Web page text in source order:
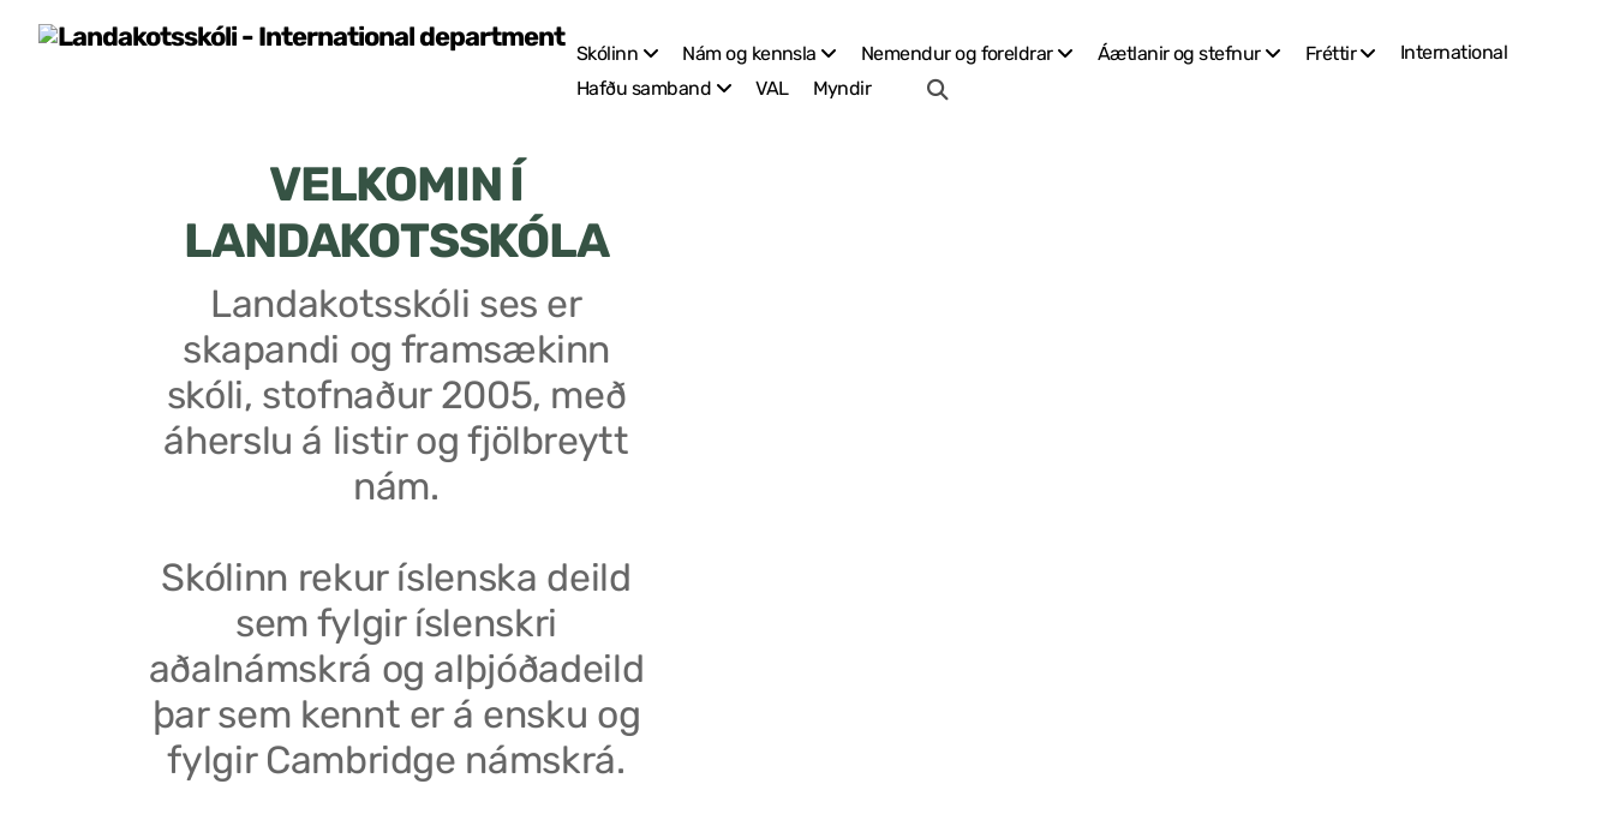
Skólinn Nám og kennsla Nemendur og foreldrar Áætlanir og stefnur Fréttir
International
Hafðu samband
VAL Myndir
VELKOMIN Í
LANDAKOTSSKÓLA
Landakotsskóli ses er
skapandi og framsækinn
skóli, stofnaður 2005, með
áherslu á listir og fjölbreytt
nám.
Skólinn rekur íslenska deild
sem fylgir íslenskri
aðalnámskrá og alþjóðadeild
þar sem kennt er á ensku og
fylgir Cambridge námskrá.